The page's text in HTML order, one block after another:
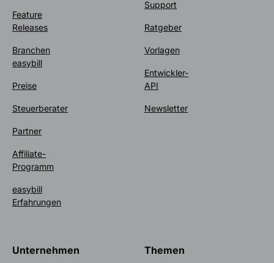
Feature
Releases
Branchen
easybill
Preise
Steuerberater
Partner
Affiliate-
Programm
easybill
Erfahrungen
Support
Ratgeber
Vorlagen
Entwickler-
API
Newsletter
Unternehmen Themen